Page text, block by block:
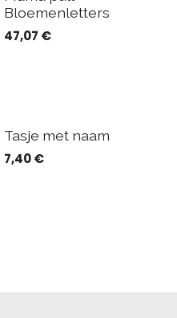
Levering 7 dagen
Bloemenletters
47,07 €
Tasje met naam
7,40€